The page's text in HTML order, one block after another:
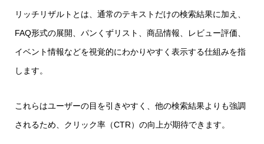
リッチリザルトとは、通常のテキストだけの検索結果に加え、
FAQ形式の展開、パンくずリスト、商品情報、レビュー評価、
イベント情報などを視覚的にわかりやすく表示する仕組みを指
します。
これらはユーザーの目を引きやすく、他の検索結果よりも強調
されるため、クリック率（CTR）の向上が期待できます。